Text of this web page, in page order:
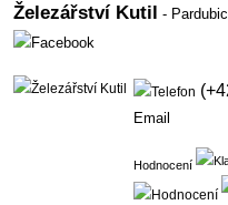
Železářství Kutil -
Email
Hodnocení